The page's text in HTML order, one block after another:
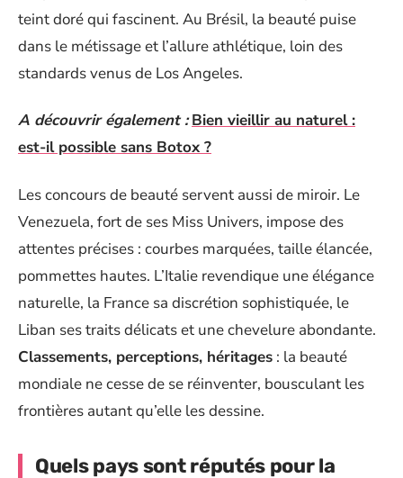
teint doré qui fascinent. Au Brésil, la beauté puise
dans le métissage et l’allure athlétique, loin des
standards venus de Los Angeles.
A découvrir également : Bien vieillir au naturel :
est-il possible sans Botox ?
Les concours de beauté servent aussi de miroir. Le
Venezuela, fort de ses Miss Univers, impose des
attentes précises : courbes marquées, taille élancée,
pommettes hautes. L’Italie revendique une élégance
naturelle, la France sa discrétion sophistiquée, le
Liban ses traits délicats et une chevelure abondante.
Classements, perceptions, héritages : la beauté
mondiale ne cesse de se réinventer, bousculant les
frontières autant qu’elle les dessine.
Quels pays sont réputés pour la